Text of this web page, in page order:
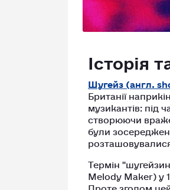
Історія
Шугейз (англ.
Британії
музикантів: під
створюючи
були
розташовувалися
Термін
Melody Maker) у
Проте згодом